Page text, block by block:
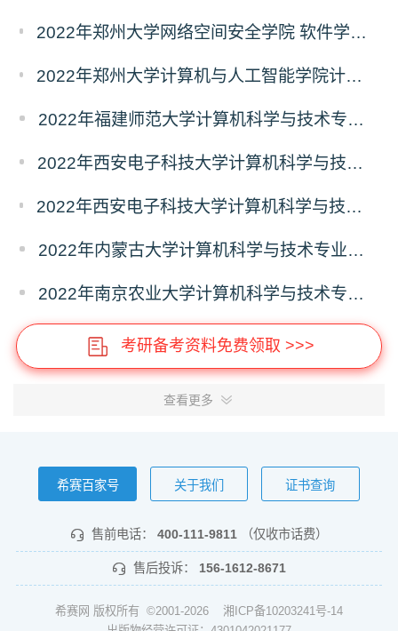
2022年郑州大学网络空间安全学院 软件学院计算机科学与技术专业报录比
2022年郑州大学计算机与人工智能学院计算机科学与技术专业报录比
2022年福建师范大学计算机科学与技术专业报录比
2022年西安电子科技大学计算机科学与技术专业报录比
2022年西安电子科技大学计算机科学与技术学院计算机科学与技术专业报录比
2022年内蒙古大学计算机科学与技术专业报录比
2022年南京农业大学计算机科学与技术专业报录比
考研备考资料免费领取 >>>
查看更多
希赛百家号 关于我们 证书查询
售前电话： 400-111-9811 （仅收市话费）
售后投诉： 156-1612-8671
希赛网 版权所有 ©2001-2026 湘ICP备10203241号-14